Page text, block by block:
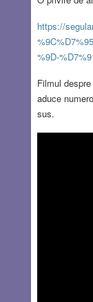
https://
%9D-
Filmul
aduce
sus.